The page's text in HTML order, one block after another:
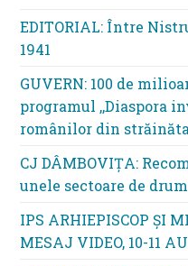
EDITORIAL: Între
1941
GUVERN: 100 de
programul ,,Diaspora
românilor din
CJ DÂMBOVIȚA:
unele sectoare de
IPS ARHIEPISCOP ȘI
MESAJ VIDEO, 10-11